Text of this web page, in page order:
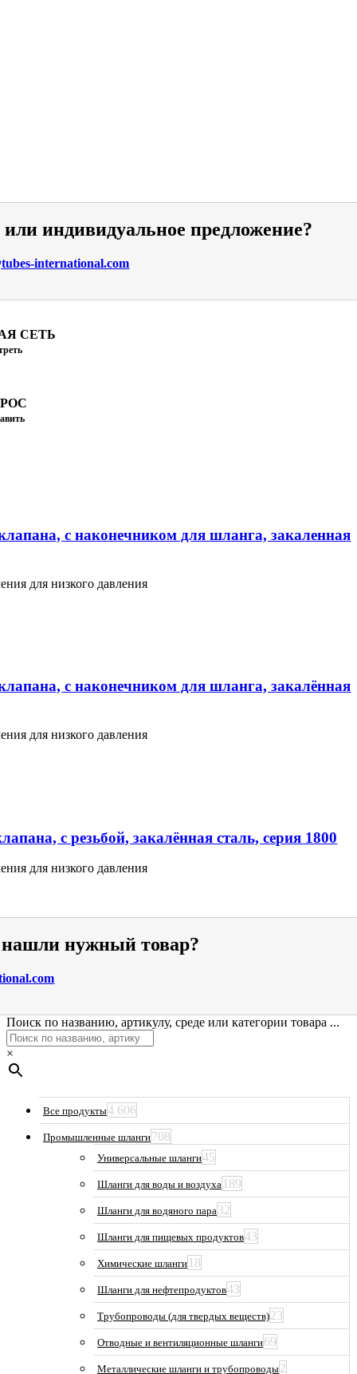
индивидуальное предложение?
international.com
СЕТЬ
с наконечником для шланга, закаленная
для низкого давления
с наконечником для шланга, закалённая
для низкого давления
с резьбой, закалённая сталь, серия 1800
для низкого давления
нужный товар?
Поиск по названию, артикулу, среде или категории товара ...
×
Все продукты4 606
Промышленные шланги708
Универсальные шланги45
Шланги для воды и воздуха 189
Шланги для водяного пара32
Шланги для пищевых продуктов43
Химические шланги 18
Шланги для нефтепродуктов43
Трубопроводы (для твердых веществ)23
Отводные и вентиляционные шланги69
Металлические шланги и трубопроводы2